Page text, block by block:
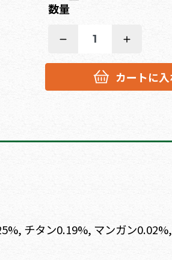
数量
1
カートに入
チタン0.19%, マンガン